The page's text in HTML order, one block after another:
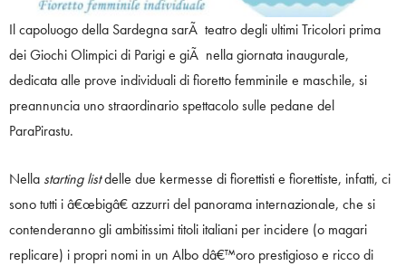
Il capoluogo della Sardegna sarÃ teatro degli ultimi Tricolori prima
dei Giochi Olimpici di Parigi e giÃ nella giornata inaugurale,
dedicata alle prove individuali di fioretto femminile e maschile, si
preannuncia uno straordinario spettacolo sulle pedane del
ParaPirastu.
Nella starting listdelle due kermesse di fiorettisti e fiorettiste, infatti, ci
sono tutti i â€œbigâ€ azzurri del panorama internazionale, che si
contenderanno gli ambitissimi titoli italiani per incidere (o magari
replicare) i propri nomi in un Albo dâ€™oro prestigioso e ricco di